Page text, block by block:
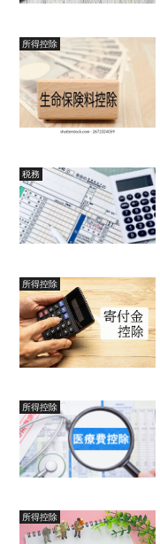
所得控除
税務
所得控除
所得控除
所得控除